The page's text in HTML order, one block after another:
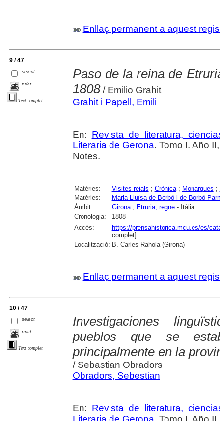
Enllaç permanent a aquest
9 / 47
select
print
Text complet
Paso de la reina de
1808/ Emilio Grahit
Grahit i Papell, Emili
En: Revista de literatura,
Literaria de Gerona. Tomo I. Año
Notes.
Matèries: Visites reials ; Crònica; Monarques ;
Matèries:
Maria Lluïsa de Borbó i de Borbó-
Àmbit:
Girona; Etruria, regne- Itàlia
Cronologia:
1808
Accés:
https://prensahistorica.mcu.es/es/
complet]
Localització: B. Carles Rahola (Girona)
Enllaç permanent a aquest
10 / 47
select
print
Text complet
Investigaciones
pueblos que se
principalmente en la
/ Sebastian Obradors
Obradors, Sebestian
En: Revista de literatura,
Literaria de Gerona. Tomo I. Año